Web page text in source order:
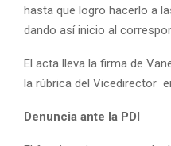
hasta que logro hacerlo a
dando así inicio al
El acta lleva la firma de
la rúbrica del Vicedirector
Denuncia ante la PDI